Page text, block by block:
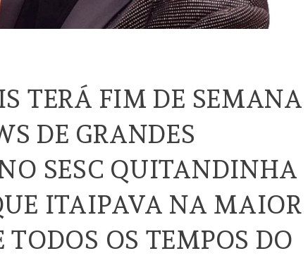
TERÁ FIM DE SEMANA
DE GRANDES
SESC QUITANDINHA
ITAIPAVA NA MAIOR
TODOS OS TEMPOS DO